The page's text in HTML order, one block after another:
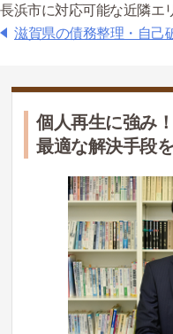
長浜市に対応可能な近隣エ
滋賀県の債務整理・自己
個人再生に強み
最適な解決手段